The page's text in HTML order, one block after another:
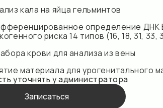
Записаться
II триместра (с 15 по 27 неделю
— акушер — гинеколог, прием по
анализ крови (тесты 5, 911, 139)